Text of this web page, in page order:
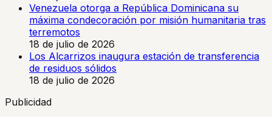
Venezuela otorga a República Dominicana su
máxima condecoración por misión humanitaria tras
terremotos
18 de julio de 2026
Los Alcarrizos inaugura estación de transferencia
de residuos sólidos
18 de julio de 2026
Publicidad